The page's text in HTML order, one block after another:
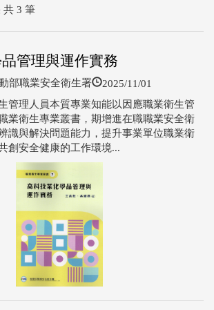
共 3 筆
管理與運作實務
職業安全衛生署 2025/11/01
管理人員本質專業知能以因應職業衛生管
業衛生專業叢書，期增進在職職業安全衛
識與解決問題能力，提升事業單位職業衛
創安全健康的工作環境...